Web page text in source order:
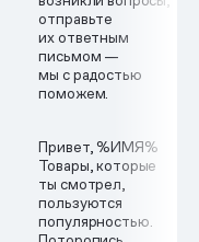
отправьте
их ответным
письмом —
мы с радостью
поможем.
Привет, %ИМЯ%
Товары, которые
ты смотрел,
пользуются
популярностью.